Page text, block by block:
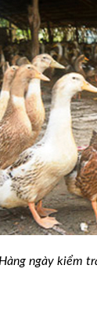
Hàng ngày kiểm